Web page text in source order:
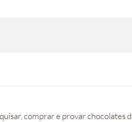
comprar e provar chocolates